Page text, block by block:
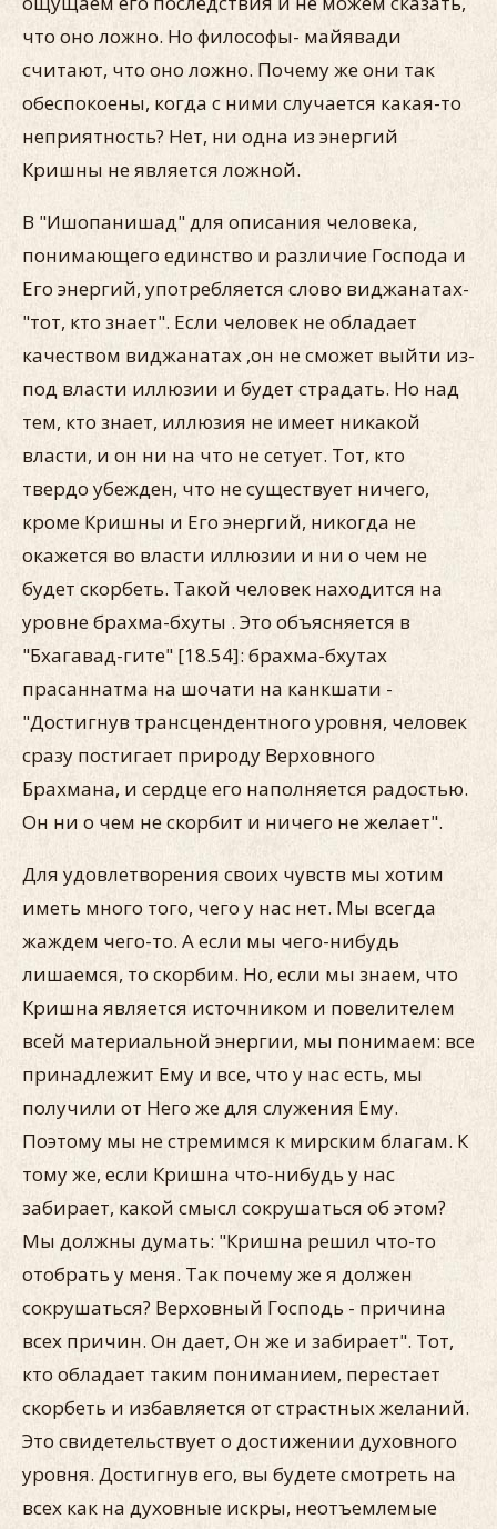
что оно ложно. Но философы- майявади
считают, что оно ложно. Почему же они так
обеспокоены, когда с ними случается какая-то
неприятность? Нет, ни одна из энергий
Кришны не является ложной.
В "Ишопанишад" для описания человека,
понимающего единство и различие Господа и
Его энергий, употребляется слово виджанатах-
"тот, кто знает". Если человек не обладает
качеством виджанатах ,он не сможет выйти из-
под власти иллюзии и будет страдать. Но над
тем, кто знает, иллюзия не имеет никакой
власти, и он ни на что не сетует. Тот, кто
твердо убежден, что не существует ничего,
кроме Кришны и Его энергий, никогда не
окажется во власти иллюзии и ни о чем не
будет скорбеть. Такой человек находится на
уровне брахма-бхуты . Это объясняется в
"Бхагавад-гите" [18.54]: брахма-бхутах
прасаннатма на шочати на канкшати -
"Достигнув трансцендентного уровня, человек
сразу постигает природу Верховного
Брахмана, и сердце его наполняется радостью.
Он ни о чем не скорбит и ничего не желает".
Для удовлетворения своих чувств мы хотим
иметь много того, чего у нас нет. Мы всегда
жаждем чего-то. А если мы чего-нибудь
лишаемся, то скорбим. Но, если мы знаем, что
Кришна является источником и повелителем
всей материальной энергии, мы понимаем: все
принадлежит Ему и все, что у нас есть, мы
получили от Него же для служения Ему.
Поэтому мы не стремимся к мирским благам. К
тому же, если Кришна что-нибудь у нас
забирает, какой смысл сокрушаться об этом?
Мы должны думать: "Кришна решил что-то
отобрать у меня. Так почему же я должен
сокрушаться? Верховный Господь - причина
всех причин. Он дает, Он же и забирает". Тот,
кто обладает таким пониманием, перестает
скорбеть и избавляется от страстных желаний.
Это свидетельствует о достижении духовного
уровня. Достигнув его, вы будете смотреть на
всех как на духовные искры, неотъемлемые